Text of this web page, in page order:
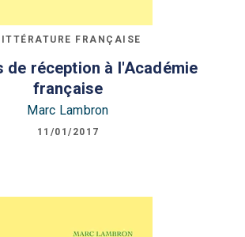
FRANÇAISE
de réception à l'Académie
française
Marc Lambron
11/01/2017